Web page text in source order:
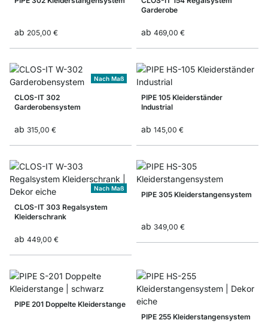
ab 205,00 €
Garderobe
ab 469,00 €
Nach Maß
CLOS-IT 302
Garderobensystem
ab 315,00 €
PIPE 105 Kleiderständer
Industrial
ab 145,00 €
Nach Maß
CLOS-IT 303 Regalsystem
Kleiderschrank
ab 449,00 €
PIPE 305 Kleiderstangensystem
ab 349,00 €
PIPE 201 Doppelte Kleiderstange
PIPE 255 Kleiderstangensystem